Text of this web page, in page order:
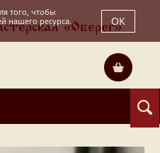
«Оберег»
того, чтобы
нашего ресурса.
OK